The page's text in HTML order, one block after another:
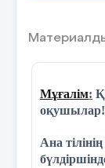
Мұғалім:
оқушылар!
Ана